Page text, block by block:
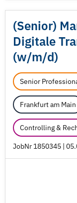
(Senior)
Digitale
(w/m/d)
Senior
Frankfurt am Main
Controlling &
JobNr 1850345 |